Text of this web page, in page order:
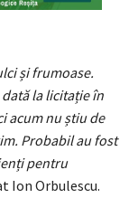
și frumoase.
dată la licitație în
acum nu știu de
Probabil au fost
pentru
Ion Orbulescu.